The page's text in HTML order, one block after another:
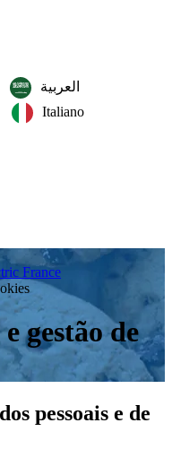
العربية‏
Italiano
France
gestão de
pessoais e de